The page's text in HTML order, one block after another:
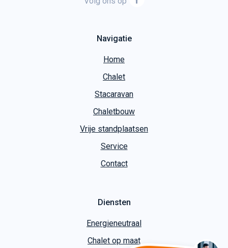
Navigatie
Home
Chalet
Stacaravan
Chaletbouw
Vrije standplaatsen
Service
Contact
Diensten
Energieneutraal
Chalet op maat